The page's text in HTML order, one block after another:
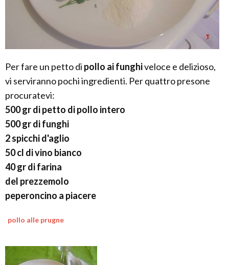
Per fare un petto di pollo ai funghiveloce e delizioso,
vi serviranno pochi ingredienti. Per quattro presone
procuratevi:
500 gr di petto di pollo intero
500 gr di funghi
2 spicchi d'aglio
50 cl di vino bianco
40 gr di farina
del prezzemolo
peperoncino a piacere
pollo alle prugne